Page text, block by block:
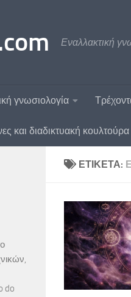
Εναλλακτική
γνωσιολογία
και διαδικτυακή κουλτούρα
ΕΤΙΚΈΤΑ:
do